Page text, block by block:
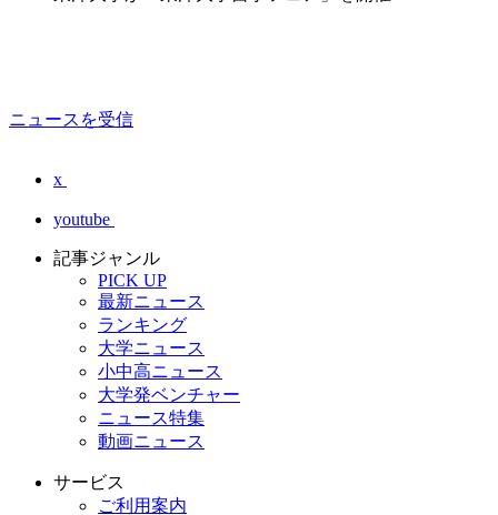
ニュースを受信
x
youtube
記事ジャンル
PICK UP
最新ニュース
ランキング
大学ニュース
小中高ニュース
大学発ベンチャー
ニュース特集
動画ニュース
サービス
ご利用案内